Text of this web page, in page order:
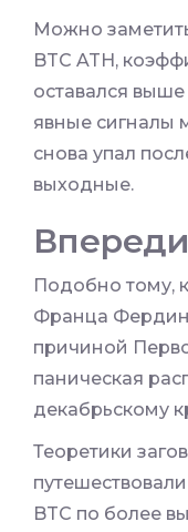
Можно
BTC ATH,
оставался выше
явные сигналы
снова упал
выходные.
Подобно тому,
Франца
причиной
паническая
декабрьскому
Теоретики
BTC по более